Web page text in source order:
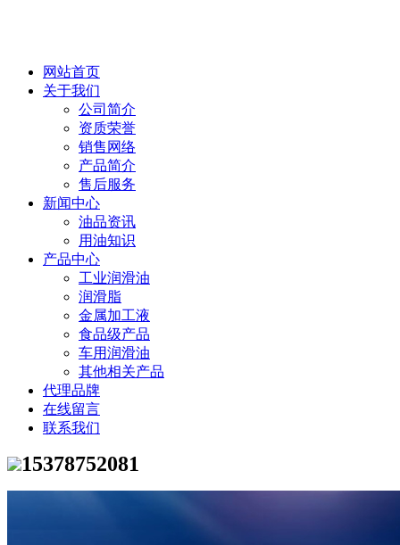
网站首页
关于我们
公司简介
资质荣誉
销售网络
产品简介
售后服务
新闻中心
油品资讯
用油知识
产品中心
工业润滑油
润滑脂
金属加工液
食品级产品
车用润滑油
其他相关产品
代理品牌
在线留言
联系我们
15378752081